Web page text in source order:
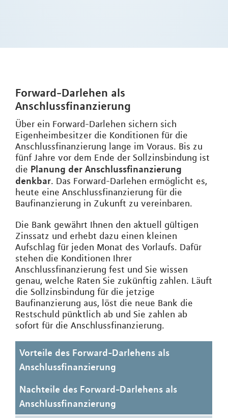
Forward-Darlehen als
Anschlussfinanzierung
Über ein Forward-Darlehen sichern sich
Eigenheimbesitzer die Konditionen für die
Anschlussfinanzierung lange im Voraus. Bis zu
fünf Jahre vor dem Ende der Sollzinsbindung ist
die Planung der Anschlussfinanzierung
denkbar. Das Forward-Darlehen ermöglicht es,
heute eine Anschlussfinanzierung für die
Baufinanzierung in Zukunft zu vereinbaren.
Die Bank gewährt Ihnen den aktuell gültigen
Zinssatz und erhebt dazu einen kleinen
Aufschlag für jeden Monat des Vorlaufs. Dafür
stehen die Konditionen Ihrer
Anschlussfinanzierung fest und Sie wissen
genau, welche Raten Sie zukünftig zahlen. Läuft
die Sollzinsbindung für die jetzige
Baufinanzierung aus, löst die neue Bank die
Restschuld pünktlich ab und Sie zahlen ab
sofort für die Anschlussfinanzierung.
Vorteile des Forward-Darlehens als
Anschlussfinanzierung
Nachteile des Forward-Darlehens als
Anschlussfinanzierung